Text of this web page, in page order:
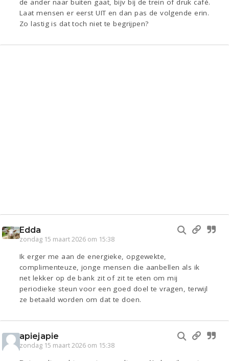
de ander naar buiten gaat, bijv bij de trein of druk café.
Laat mensen er eerst UIT en dan pas de volgende erin.
Zo lastig is dat toch niet te begrijpen?
Edda
zondag 15 maart 2026 om 15:38
Ik erger me aan de energieke, opgewekte,
complimenteuze, jonge mensen die aanbellen als ik
net lekker op de bank zit of zit te eten om mij
periodieke steun voor een goed doel te vragen, terwijl
ze betaald worden om dat te doen.
apiejapie
zondag 15 maart 2026 om 15:38